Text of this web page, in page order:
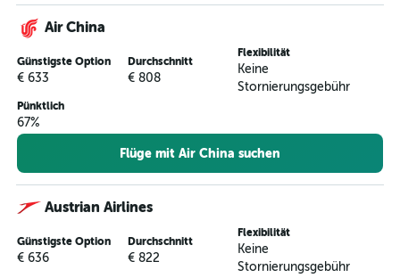
Air China
Günstigste Option
€ 633
Durchschnitt
€ 808
Flexibilität
Keine
Stornierungsgebühr
Pünktlich
67%
Flüge mit Air China suchen
Austrian Airlines
Günstigste Option
€ 636
Durchschnitt
€ 822
Flexibilität
Keine
Stornierungsgebühr